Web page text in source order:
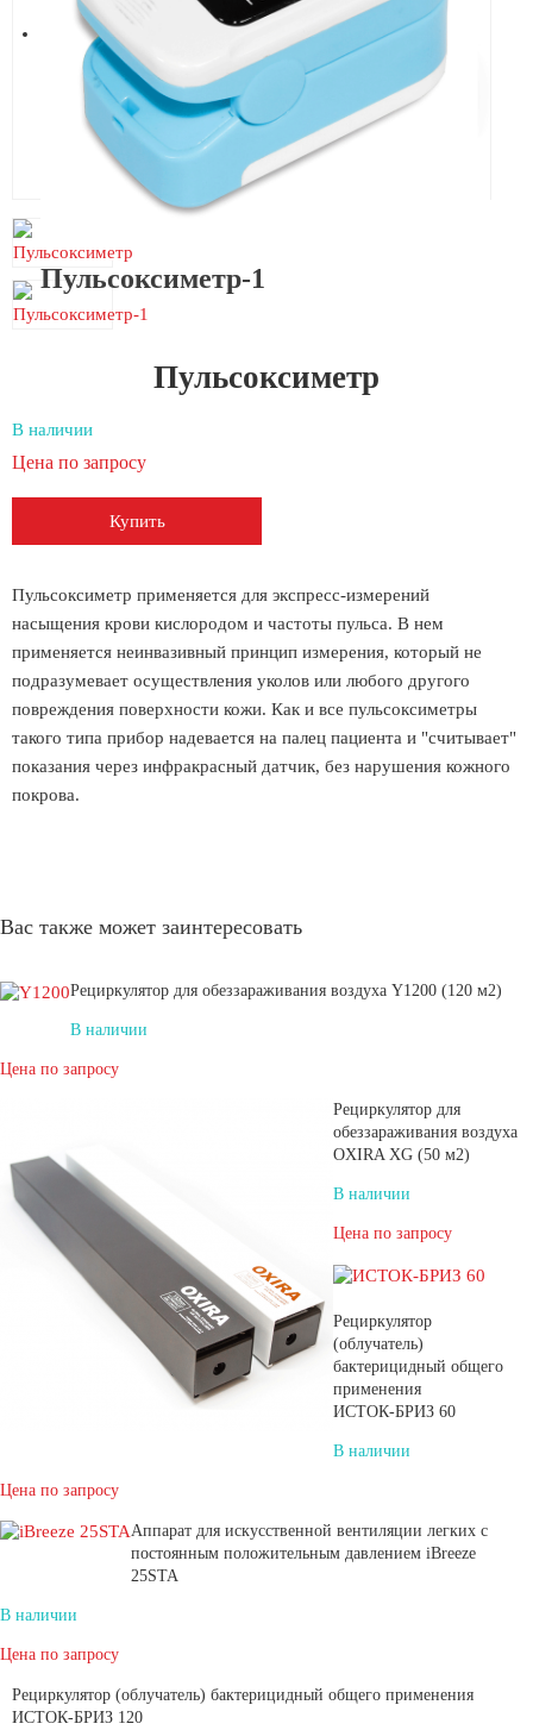
Пульсоксиметр-1
Пульсоксиметр
В наличии
Цена по запросу
Купить
Пульсоксиметр применяется для экспресс-измерений
насыщения крови кислородом и частоты пульса. В нем
применяется неинвазивный принцип измерения, который не
подразумевает осуществления уколов или любого другого
повреждения поверхности кожи. Как и все пульсоксиметры
такого типа прибор надевается на палец пациента и "считывает"
показания через инфракрасный датчик, без нарушения кожного
покрова.
Вас также может заинтересовать
Рециркулятор для обеззараживания воздуха Y1200 (120 м2)
В наличии
Цена по запросу
Рециркулятор для
обеззараживания воздуха
OXIRA XG (50 м2)
В наличии
Цена по запросу
Рециркулятор
(облучатель)
бактерицидный общего
применения
ИСТОК‑БРИЗ 60
В наличии
Цена по запросу
Аппарат для искусственной вентиляции легких с
постоянным положительным давлением iBreeze
25STA
В наличии
Цена по запросу
Рециркулятор (облучатель) бактерицидный общего применения
ИСТОК‑БРИЗ 120